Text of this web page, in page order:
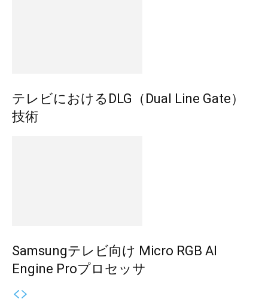
テレビにおけるDLG（Dual Line Gate）
技術
Samsungテレビ向け Micro RGB AI
Engine Proプロセッサ